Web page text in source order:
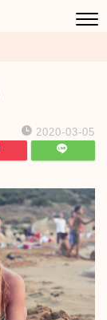
2020-03-05